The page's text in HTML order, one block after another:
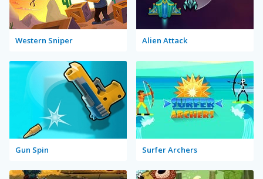
Western Sniper Alien Attack
Gun Spin Surfer Archers